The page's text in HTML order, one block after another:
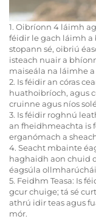
1. Oibríonn 4 láimh
féidir le gach láimh
stopann sé, oibriú
isteach nuair a
maiseála na láimhe
2. Is féidir an córas
huathoibríoch, agus
cruinne agus níos
3. Is féidir roghnú
an fheidhmeachta is
erganómach a
4. Seacht mbainte
haghaidh aon chuid
éagsúla
5. Feidhm Teasa: Is
gcur chuige; tá sé
athrú idir teas agus
mór.